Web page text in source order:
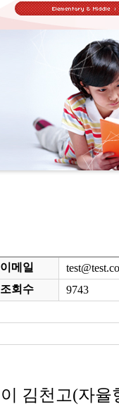
이메일
조회수
9743
김천고(자율